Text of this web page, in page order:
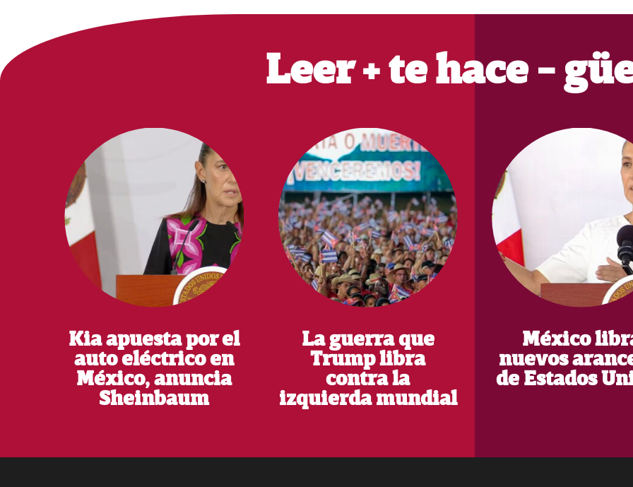
Leer + te hace -
Kia apuesta por el
auto eléctrico en
México, anuncia
Sheinbaum
La guerra que
Trump libra
contra la
izquierda mundial
México
nuevos
de Estados